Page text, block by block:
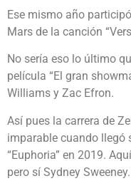
Ese mismo año
Mars de la canción
No sería eso lo último
película “El gran
Williams y Zac Efron.
Así pues la carrera de
imparable cuando llegó
“Euphoria” en 2019.
pero sí Sydney